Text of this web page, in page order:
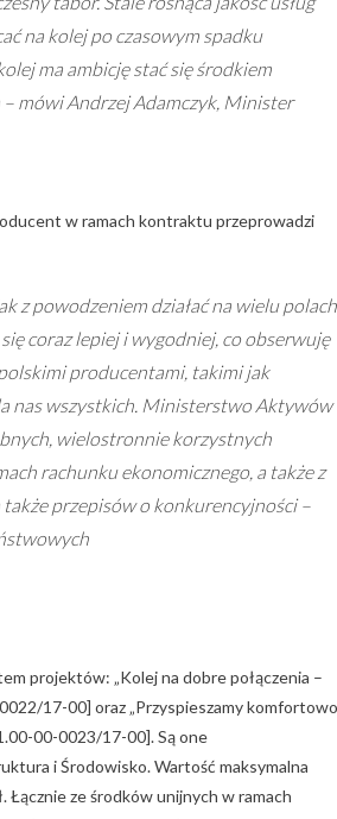
na kolej po czasowym spadku
ma ambicję stać się środkiem
mówi Andrzej Adamczyk, Minister
w ramach kontraktu przeprowadzi
z powodzeniem działać na wielu
coraz lepiej i wygodniej, co obserwuję
producentami, takimi jak
nas wszystkich. Ministerstwo Aktywów
wielostronnie korzystnych
rachunku ekonomicznego, a także z
przepisów o konkurencyjności –
projektów: „Kolej na dobre połączenia –
17-00] oraz „Przyspieszamy komfortowo
00-0023/17-00]. Są one
i Środowisko. Wartość maksymalna
ze środków unijnych w ramach